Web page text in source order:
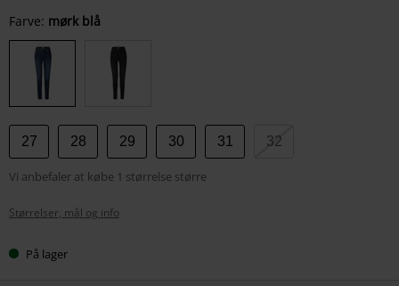
Vælg
din
størrelse
Farve: mørk blå
27 28 29 30 31 32
Vi anbefaler at købe 1 størrelse større
Størrelser, mål og info
På lager